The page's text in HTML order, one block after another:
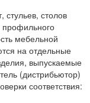
стульев, столов
профильного
мебельной
на отдельные
выпускаемые
(дистрибьютор)
соответствия: